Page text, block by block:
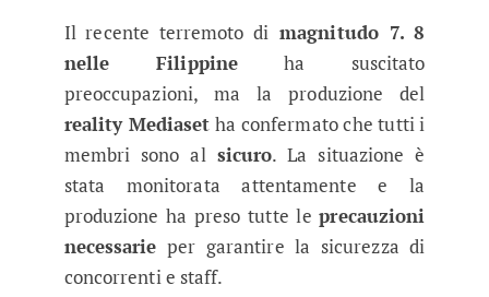
Il recente terremoto di magnitudo 7. 8
nelle Filippine ha suscitato
preoccupazioni, ma la produzione del
reality Mediaset ha confermato che tutti i
membri sono al sicuro. La situazione è
stata monitorata attentamente e la
produzione ha preso tutte leprecauzioni
necessarie per garantire la sicurezza di
concorrenti e staff.